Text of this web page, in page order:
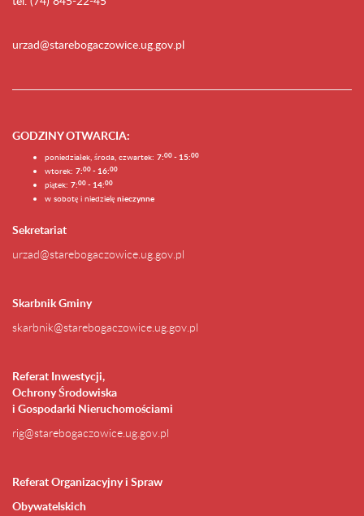
urzad@starebogaczowice.ug.gov.pl
GODZINY OTWARCIA:
poniedziałek, środa, czwartek: 7:00 - 15:00
wtorek: 7:00 - 16:00
piątek: 7:00 - 14:00
w sobotę i niedzielę nieczynne
Sekretariat
urzad@starebogaczowice.ug.gov.pl
Skarbnik Gminy
skarbnik@starebogaczowice.ug.gov.pl
Referat Inwestycji,
Ochrony Środowiska
i Gospodarki Nieruchomościami
rig@starebogaczowice.ug.gov.pl
Referat Organizacyjny i Spraw
Obywatelskich